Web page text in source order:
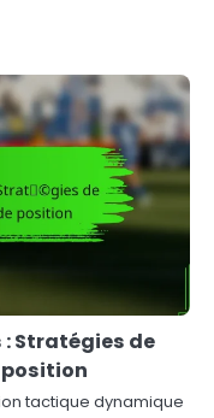
Stratégies de
position
tactique dynamique